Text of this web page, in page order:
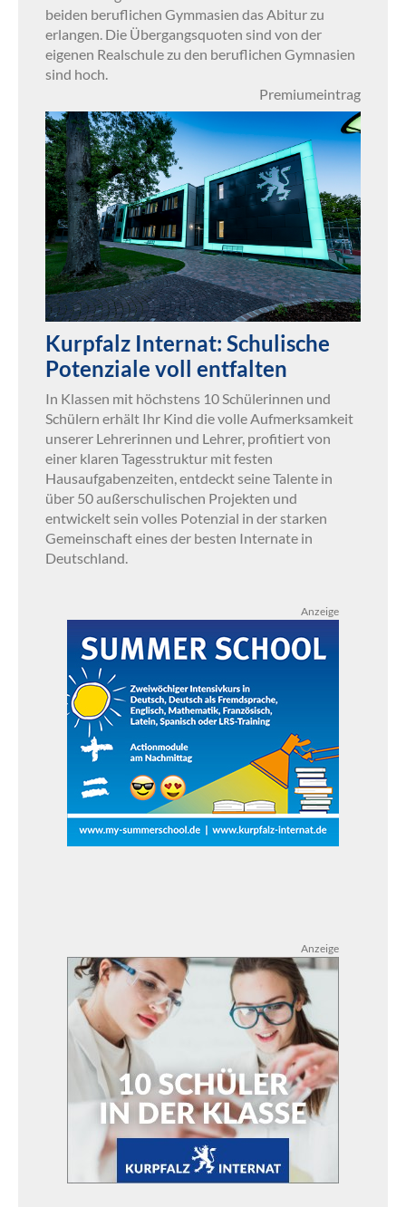
beiden beruflichen Gymmasien das Abitur zu
erlangen. Die Übergangsquoten sind von der
eigenen Realschule zu den beruflichen Gymnasien
sind hoch.
Premiumeintrag
Kurpfalz Internat: Schulische
Potenziale voll entfalten
In Klassen mit höchstens 10 Schülerinnen und
Schülern erhält Ihr Kind die volle Aufmerksamkeit
unserer Lehrerinnen und Lehrer, profitiert von
einer klaren Tagesstruktur mit festen
Hausaufgabenzeiten, entdeckt seine Talente in
über 50 außerschulischen Projekten und
entwickelt sein volles Potenzial in der starken
Gemeinschaft eines der besten Internate in
Deutschland.
Anzeige
Anzeige